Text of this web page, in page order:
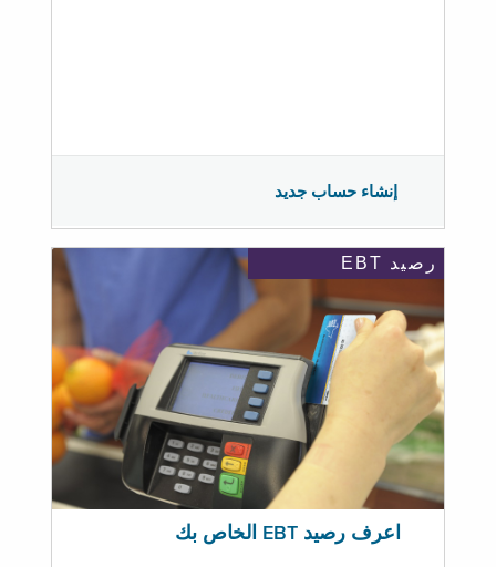
إنشاء حساب جديد
رصيد EBT
اعرف رصيد EBT الخاص بك